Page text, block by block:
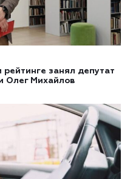
занял депутат
Олег Михайлов